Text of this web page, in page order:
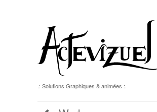
.: Solutions Graphiques & animées :.